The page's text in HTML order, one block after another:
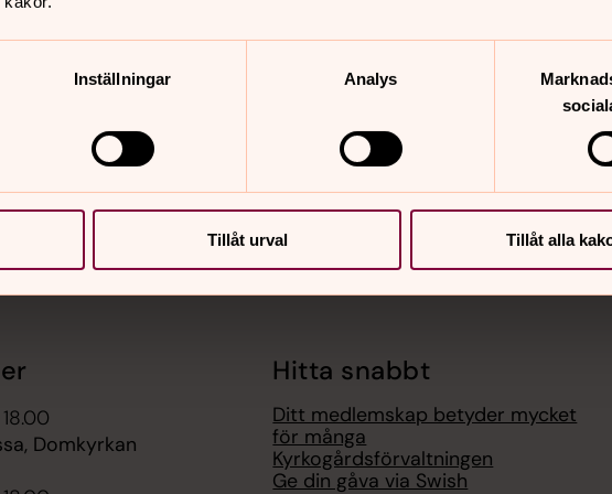
Inställningar Analys
Tillåt urval Tillåt alla
Domkyrkan
Hitta snabbt
Ditt medlemskap betyder mycket
för många
Kyrkogårdsförvaltningen
Ge din gåva via Swish